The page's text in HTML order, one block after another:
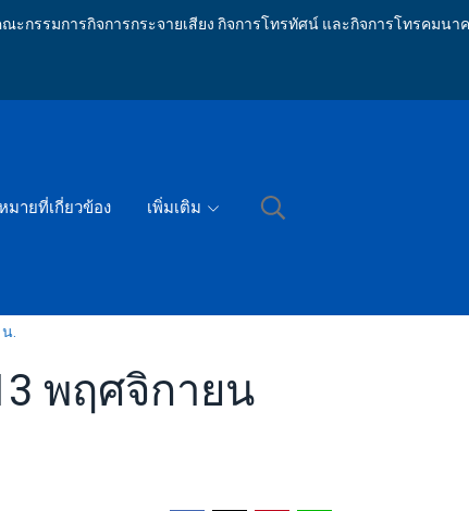
กรรมการกิจการกระจายเสียง กิจการโทรทัศน์ และกิจการโทรคมนา
มายที่เกี่ยวข้อง เพิ่มเติม
.
พฤศจิกายน